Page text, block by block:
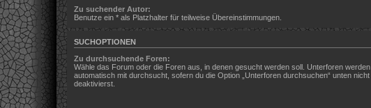
Zu suchender Autor:
Benutze ein * als Platzhalter für teilweise Übereinstimmungen.
SUCHOPTIONEN
Zu durchsuchende Foren:
Wähle das Forum oder die Foren aus, in denen gesucht werden soll. Unterforen werden
automatisch mit durchsucht, sofern du die Option „Unterforen durchsuchen“ unten nicht
deaktivierst.